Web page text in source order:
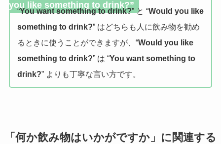
you like something to drink?”
“You want something to drink?” と “Would you like
something to drink?” はどちらも人に飲み物を勧め
るときに使うことができますが、“Would you like
something to drink?” は “You want something to
drink?” よりも丁寧な言い方です。
「何か飲み物はいかがですか」に関連する